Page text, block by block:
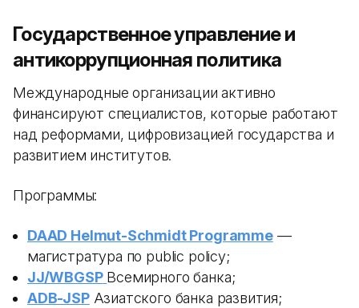
Государственное управление и
антикоррупционная политика
Международные организации активно
финансируют специалистов, которые работают
над реформами, цифровизацией государства и
развитием институтов.
Программы:
DAAD Helmut-Schmidt Programme—
магистратура по public policy;
JJ/WBGSP Всемирного банка;
ADB-JSPАзиатского банка развития;